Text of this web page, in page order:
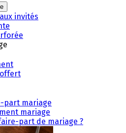
invités
part mariage
mariage
part de mariage ?